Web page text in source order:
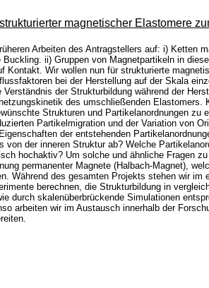
magnetischer Elastomere
Arbeiten des Antragstellers auf: i) Ketten
ii) Gruppen von Magnetpartikeln in
Kontakt. Wir wollen nun für strukturierte
bei der Herstellung auf der Skala
der Strukturbildung während der
des umschließenden
Strukturen und Partikelanordnungen
Partikelmigration und der Variation von
der entstehenden
der inneren Struktur ab? Welche
hochaktiv? Um solche und ähnliche Fragen
permanenter Magnete (Halbach-Magnet),
Während des gesamten Projekts stehen wir
berechnen, die Strukturbildung in
durch skalenüberbrückende Simulationen
arbeiten wir im Austausch innerhalb der